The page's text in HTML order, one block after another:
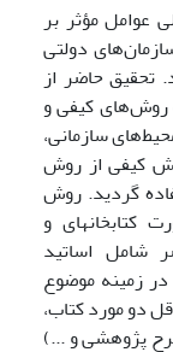
عوامل مؤثر بر
دولتی
تحقیق حاضر از
روش‌های کیفی و
سازمانی،
کیفی از روش
گردید. روش
کتابخانه­ای و
شامل اساتید
زمینه موضوع
دو مورد کتاب،
پژوهشی و ...)